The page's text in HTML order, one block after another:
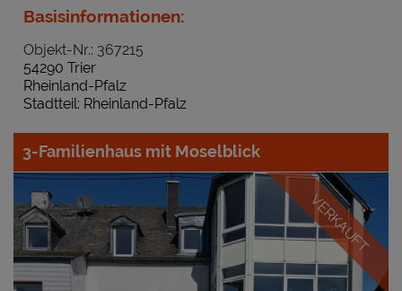
Basisinformationen:
Objekt-Nr.: 367215
54290 Trier
Rheinland-Pfalz
Stadtteil: Rheinland-Pfalz
3-Familienhaus mit Moselblick
VERKAUFT